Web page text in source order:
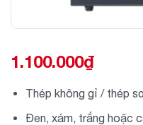
1.100.000₫
Thép không gỉ / thép
Đen, xám, trắng hoặc